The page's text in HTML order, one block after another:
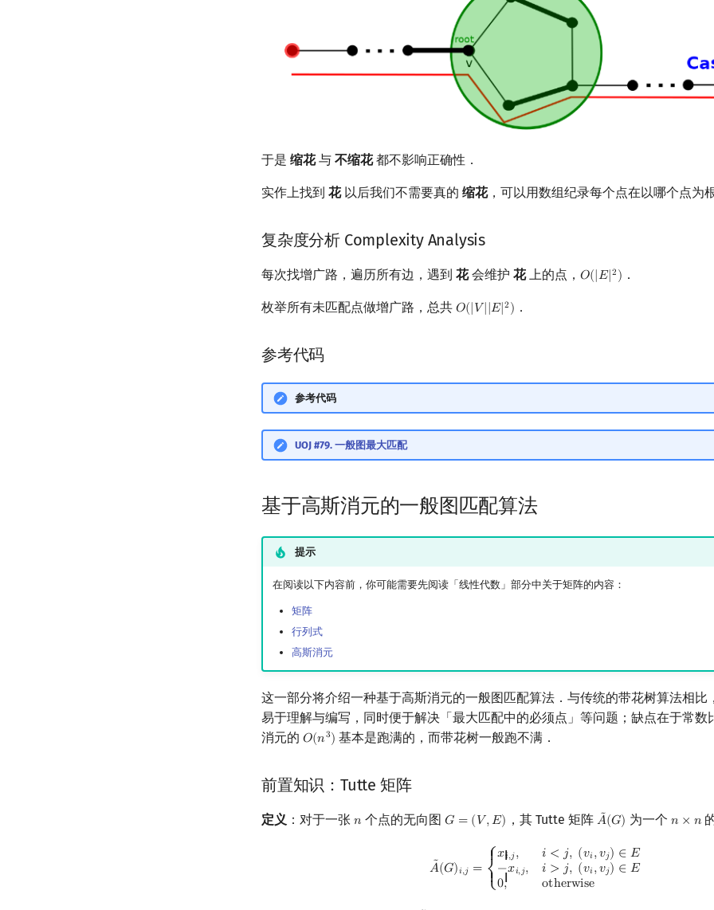
于是 缩花与 不缩花都不影响正确性．
实作上找到 花以后我们不需要真的 缩花，可以用数组纪录每个点在以哪个点为
复杂度分析 Complexity Analysis
每次找增广路，遍历所有边，遇到 花会维护 花上的点， 𝑂(|𝐸|2)
O(| E| 2) ．
枚举所有未匹配点做增广路，总共 𝑂(|𝑉||𝐸|2)
O(| V| E| 2) ．
参考代码
参考代码
UOJ #79. 一般图最大匹配
基于高斯消元的一般图匹配算法
提示
在阅读以下内容前，你可能需要先阅读「线性代数」部分中关于矩阵的内容：
矩阵
行列式
高斯消元
这一部分将介绍一种基于高斯消元的一般图匹配算法．与传统的带花树算法相比
易于理解与编写，同时便于解决「最大匹配中的必须点」等问题；缺点在于常数
消元的 𝑂(𝑛3)
O(n3) 基本是跑满的，而带花树一般跑不满．
前置知识：Tutte 矩阵
定义 ：对于一张 𝑛
n 个点的无向图 𝐺 = (𝑉,𝐸)
G= (V ,E) ，其 Tutte 矩阵 ˜
𝐴(𝐺)
A~(G) 为一个 𝑛 × 𝑛
n×n
˜
𝐴(𝐺)𝑖,𝑗 =
⎧
{ {
⎨
{ {
⎩
𝑥𝑖,𝑗, 𝑖 < 𝑗, (𝑣𝑖,𝑣𝑗) ∈ 𝐸
−𝑥𝑖,𝑗, 𝑖 > 𝑗, (𝑣𝑖,𝑣𝑗) ∈ 𝐸
0, otherwise
,vj)∈E ,j i> ,(v i,vj)∈E 0,otherwise